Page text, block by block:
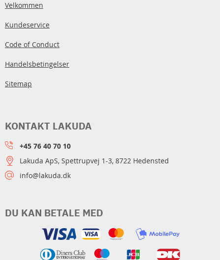
Velkommen
Kundeservice
Code of Conduct
Handelsbetingelser
Sitemap
DU KAN BETALE MED
KONTAKT LAKUDA
+45 76 40 70 10
Lakuda ApS, Spettrupvej 1-3, 8722 Hedensted
info@lakuda.dk